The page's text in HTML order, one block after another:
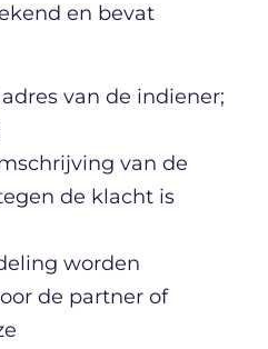
en bevat
van de indiener;
van de
de klacht is
worden
de partner of